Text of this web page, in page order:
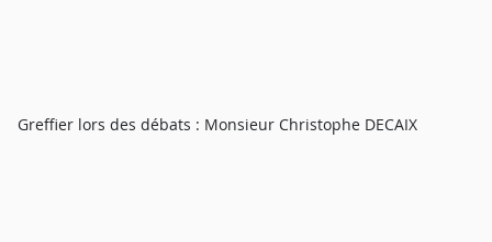
Greffier lors des débats : Monsieur Christophe DECAIX